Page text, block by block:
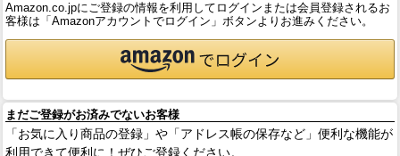
Amazon.co.jpにご登録の情報を利用してログインまたは会員登録されるお
客様は「Amazonアカウントでログイン」ボタンよりお進みください。
まだご登録がお済みでないお客様
「お気に入り商品の登録」や「アドレス帳の保存など」便利な機能が
利用できて便利に！ぜひご登録ください。